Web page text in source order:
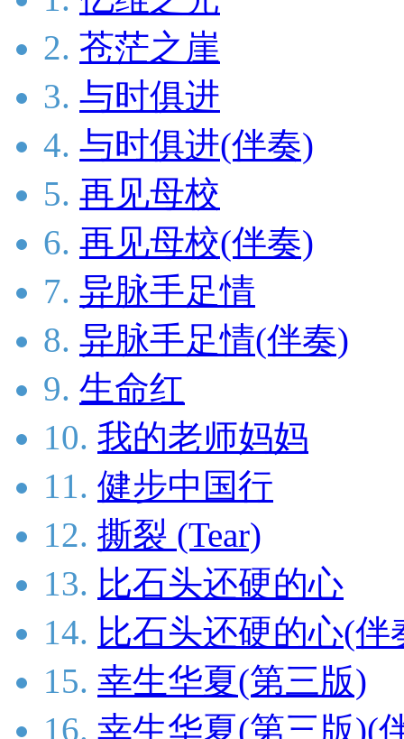
2. 苍茫之崖
3. 与时俱进
4. 与时俱进(伴奏)
5. 再见母校
6. 再见母校(伴奏)
7. 异脉手足情
8. 异脉手足情(伴奏)
9. 生命红
10. 我的老师妈妈
11. 健步中国行
12. 撕裂 (Tear)
13. 比石头还硬的心
14. 比石头还硬的心(伴
15. 幸生华夏(第三版)
16. 幸生华夏(第三版)(